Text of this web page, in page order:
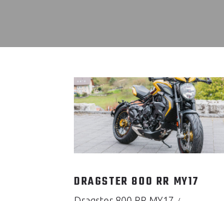
DRAGSTER 800 RR MY17